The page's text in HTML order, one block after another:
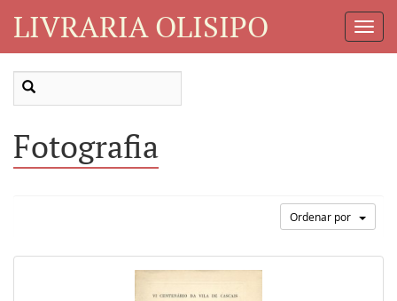
LIVRARIA OLISIPO
Fotografia
Ordenar por